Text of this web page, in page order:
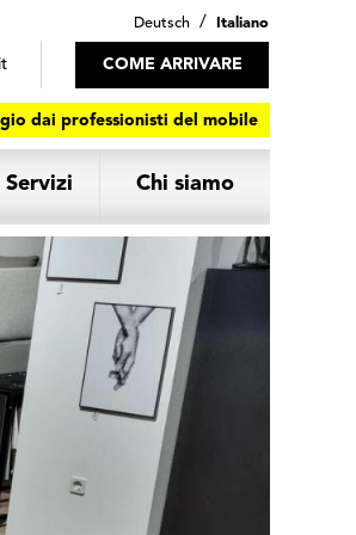
Deutsch / Italiano
COME ARRIVARE
dai professionisti del mobile
Servizi Chi siamo